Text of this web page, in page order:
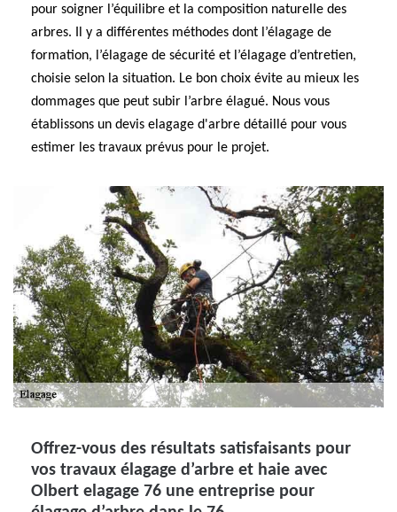
pour soigner l’équilibre et la composition naturelle des
arbres. Il y a différentes méthodes dont l’élagage de
formation, l’élagage de sécurité et l’élagage d’entretien,
choisie selon la situation. Le bon choix évite au mieux les
dommages que peut subir l’arbre élagué. Nous vous
établissons un devis elagage d'arbre détaillé pour vous
estimer les travaux prévus pour le projet.
Offrez-vous des résultats satisfaisants pour
vos travaux élagage d’arbre et haie avec
Olbert elagage 76 une entreprise pour